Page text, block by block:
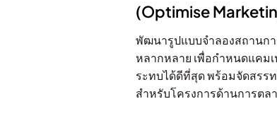
(Optimise
พัฒนารูปแบบจำลองสถานก
หลากหลาย เพื่อกำหนดแคม
ระทบได้ดีที่สุด พร้อมจัดสรร
สำหรับโครงการด้านการตล